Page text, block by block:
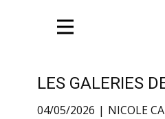
LES GALERIES
04/05/2026
NICOLE